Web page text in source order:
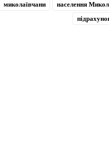
миколаївчани населення